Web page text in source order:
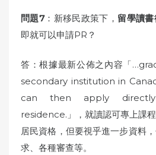
問題7：新移民政策下， 留學讀
即就可以申請PR？
答：根據最新公佈之內容「
secondary institution in
can then apply
residence.」，就讀認可專上課
居民資格，但要視乎進一步資料
求、各種審查等。